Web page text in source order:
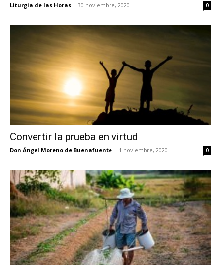
Liturgia de las Horas - 30 noviembre, 2020 0
Convertir la prueba en virtud
Don Ángel Moreno de Buenafuente - 1 noviembre, 2020 0